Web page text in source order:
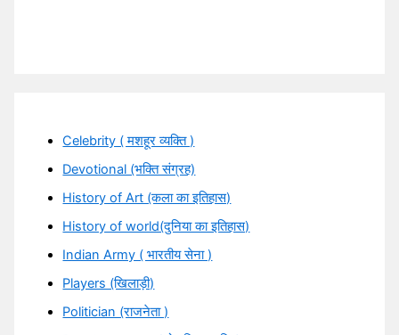
Celebrity ( मशहूर व्यक्ति )
Devotional (भक्ति संग्रह)
History of Art (कला का इतिहास)
History of world(दुनिया का इतिहास)
Indian Army ( भारतीय सेना )
Players (खिलाड़ी)
Politician (राजनेता )